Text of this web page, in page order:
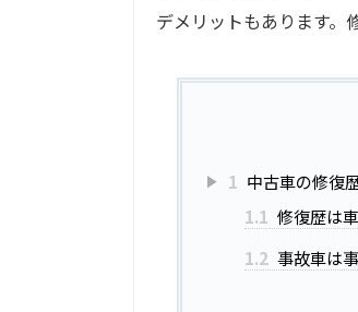
デメリットもあります。
1 中古車の修復
1.1 修復歴は
1.2 事故車は